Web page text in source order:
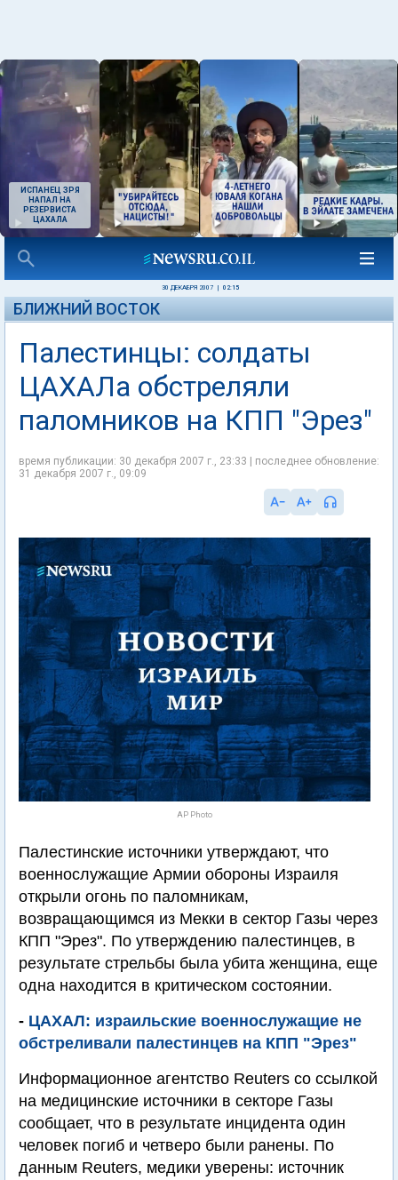
ИСПАНЕЦ ЗРЯ
НАПАЛ НА
РЕЗЕРВИСТА
ЦАХАЛА
30 ДЕКАБРЯ 2007 02:15
БЛИЖНИЙ ВОСТОК
Палестинцы: солдаты
ЦАХАЛа обстреляли
паломников на КПП "Эрез"
время публикации: 30 декабря 2007 г., 23:33 | последнее обновление:
31 декабря 2007 г., 09:09
AP Photo
Палестинские источники утверждают, что
военнослужащие Армии обороны Израиля
открыли огонь по паломникам,
возвращающимся из Мекки в сектор Газы через
КПП "Эрез". По утверждению палестинцев, в
результате стрельбы была убита женщина, еще
одна находится в критическом состоянии.
- ЦАХАЛ: израильские военнослужащие не
обстреливали палестинцев на КПП "Эрез"
Информационное агентство Reuters со ссылкой
на медицинские источники в секторе Газы
сообщает, что в результате инцидента один
человек погиб и четверо были ранены. По
данным Reuters, медики уверены: источник